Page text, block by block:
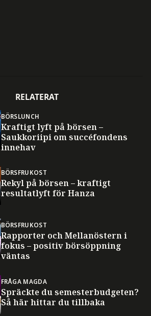
RELATERAT
BÖRSLUNCH
Kraftigt lyft på börsen –
Saukkoriipi om succéfondens
innehav
BÖRSFRUKOST
Rekyl på börsen – kraftigt
resultatlyft för Hanza
BÖRSFRUKOST
Rapporter och Mellanöstern i
fokus – positiv börsöppning
väntas
FRÅGA MAGDA
Spräckte du semesterbudgeten?
Så här hittar du tillbaka